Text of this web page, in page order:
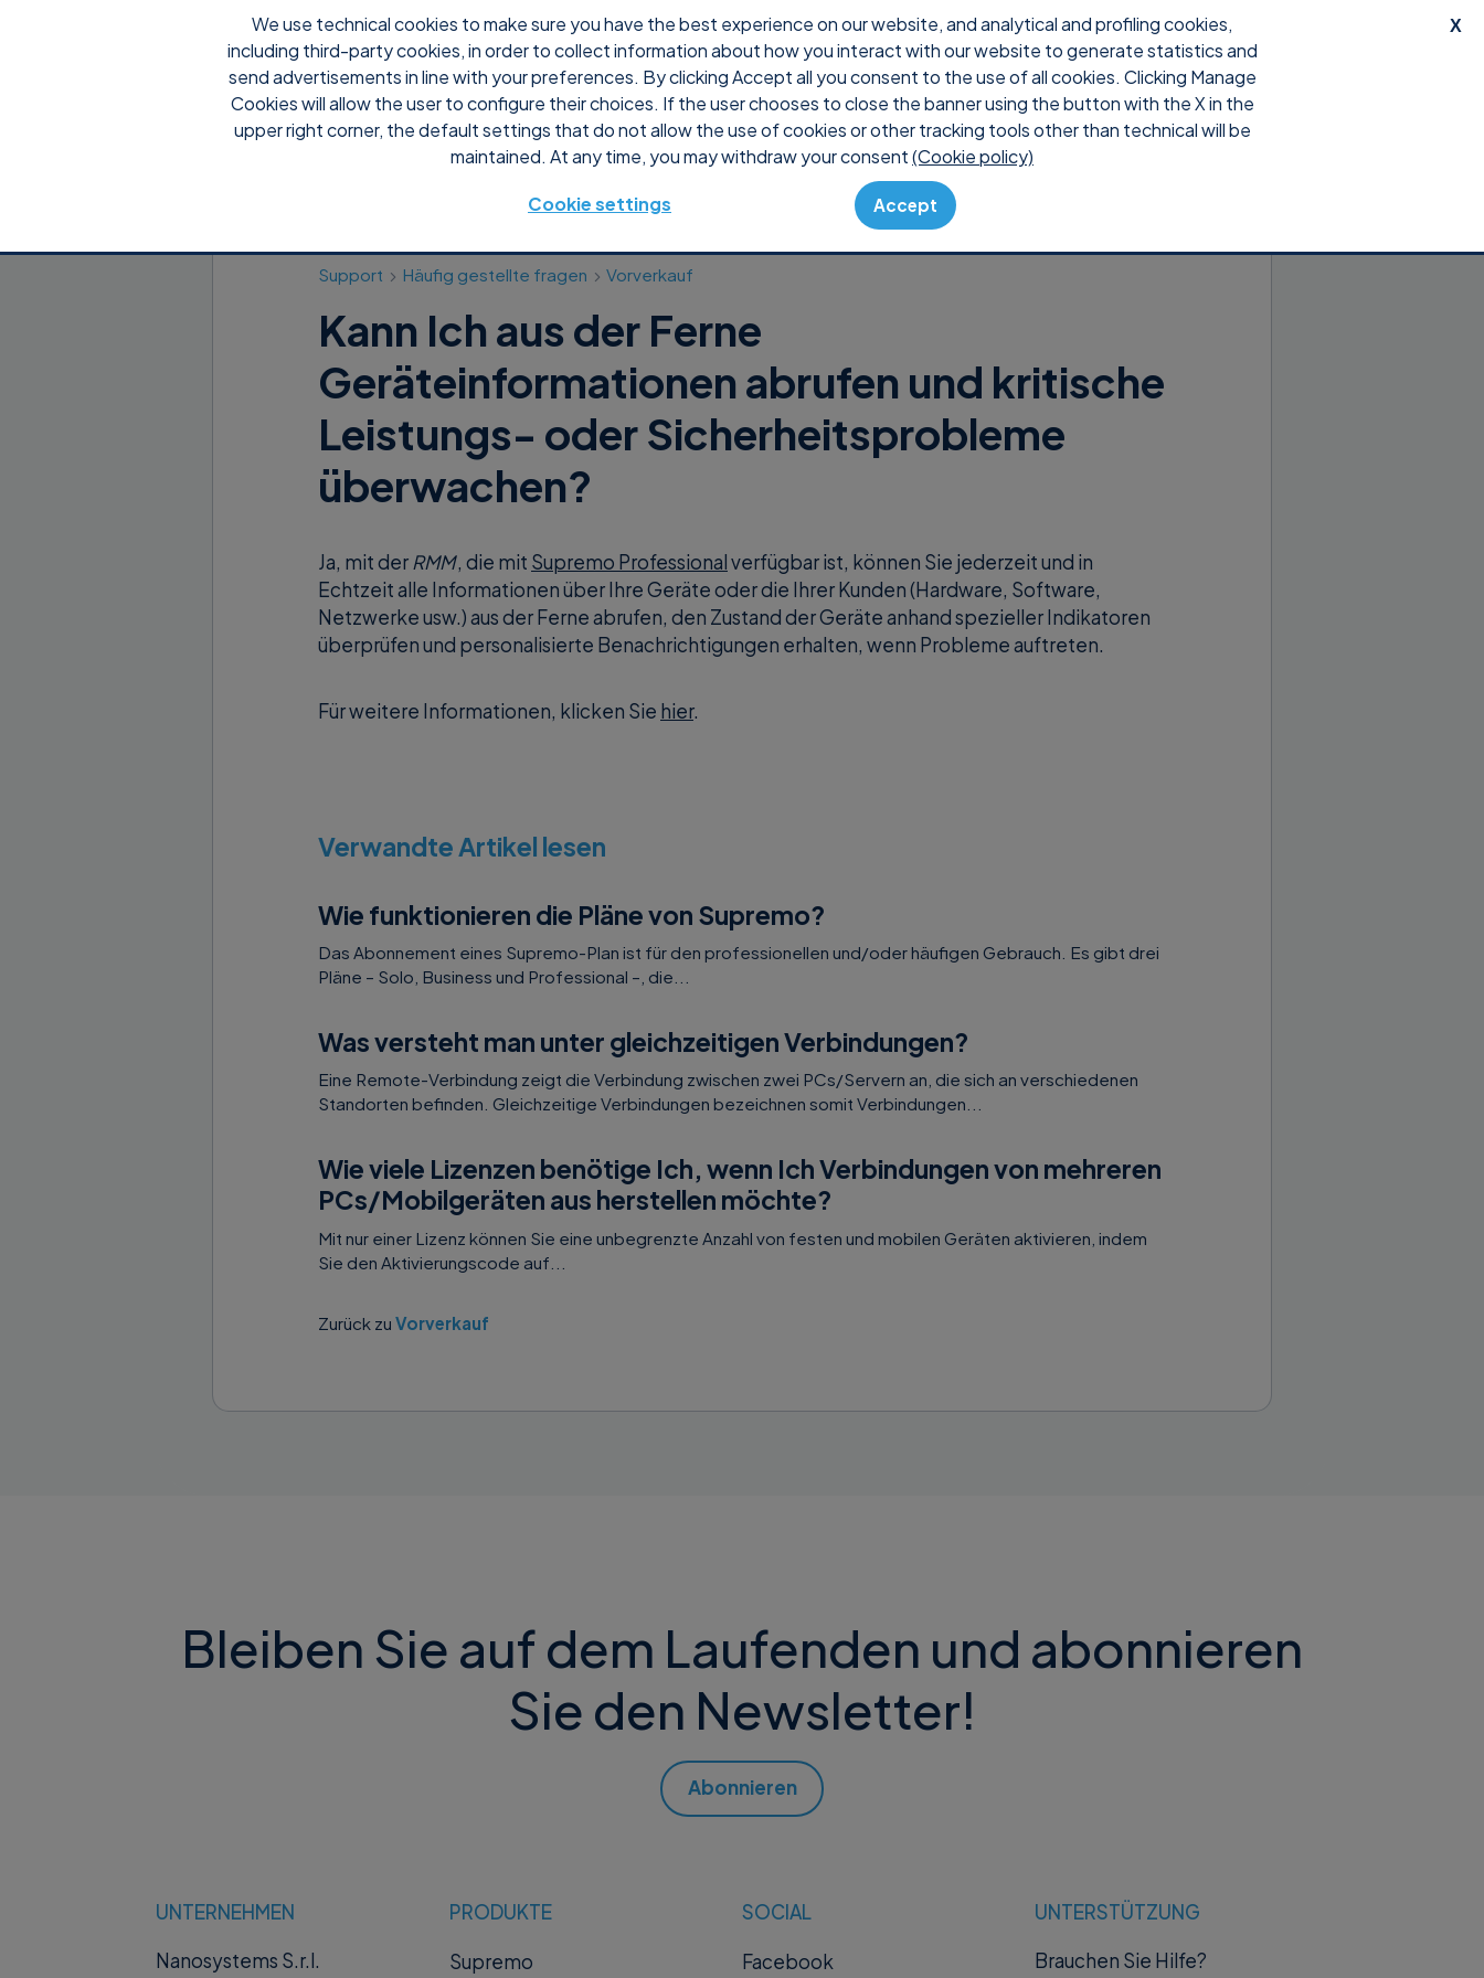
X
We use technical cookies to make sure you have the best experience on our website, and analytical and profiling cookies,
including third-party cookies, in order to collect information about how you interact with our website to generate statistics and
send advertisements in line with your preferences. By clicking Accept all you consent to the use of all cookies. Clicking Manage
Cookies will allow the user to configure their choices. If the user chooses to close the banner using the button with the X in the
upper right corner, the default settings that do not allow the use of cookies or other tracking tools other than technical will be
maintained. At any time, you may withdraw your consent(Cookie policy)
Cookie settings Accept
Warum Supremo Preise Shop Console Suporte Download Anmeldung
Support Häufig gestellte fragen Vorverkauf
Kann Ich aus der Ferne
Geräteinformationen abrufen und kritische
Leistungs- oder Sicherheitsprobleme
überwachen?
Ja, mit derRMM, die mit Supremo Professionalverfügbar ist, können Sie jederzeit und in
Echtzeit alle Informationen über Ihre Geräte oder die Ihrer Kunden (Hardware, Software,
Netzwerke usw.) aus der Ferne abrufen, den Zustand der Geräte anhand spezieller Indikatoren
überprüfen und personalisierte Benachrichtigungen erhalten, wenn Probleme auftreten.
Für weitere Informationen, klicken Sie hier.
Verwandte Artikel lesen
Wie funktionieren die Pläne von Supremo?
Das Abonnement eines Supremo-Plan ist für den professionellen und/oder häufigen Gebrauch. Es gibt drei
Pläne – Solo, Business und Professional –, die...
Was versteht man unter gleichzeitigen Verbindungen?
Eine Remote-Verbindung zeigt die Verbindung zwischen zwei PCs/Servern an, die sich an verschiedenen
Standorten befinden. Gleichzeitige Verbindungen bezeichnen somit Verbindungen...
Wie viele Lizenzen benötige Ich, wenn Ich Verbindungen von mehreren
PCs/Mobilgeräten aus herstellen möchte?
Mit nur einer Lizenz können Sie eine unbegrenzte Anzahl von festen und mobilen Geräten aktivieren, indem
Sie den Aktivierungscode auf...
Zurück zu Vorverkauf
Bleiben Sie auf dem Laufenden und abonnieren
Sie den Newsletter!
Abonnieren
UNTERNEHMEN
Nanosystems S.r.l.
PRODUKTE
Supremo
SOCIAL
Facebook
UNTERSTÜTZUNG
Brauchen Sie Hilfe?